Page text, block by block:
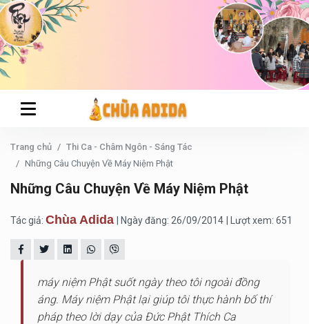
Trang chủ
Thi Ca - Châm Ngôn - Sáng Tác
Những Câu Chuyện Về Máy Niệm Phật
Những Câu Chuyện Về Máy Niệm Phật
Tác giả: Chùa Adida | Ngày đăng: 26/09/2014 | Lượt xem: 651
máy niệm Phật suốt ngày theo tôi ngoài đồng
áng. Máy niệm Phật lại giúp tôi thực hành bố thí
pháp theo lời dạy của Đức Phật Thích Ca